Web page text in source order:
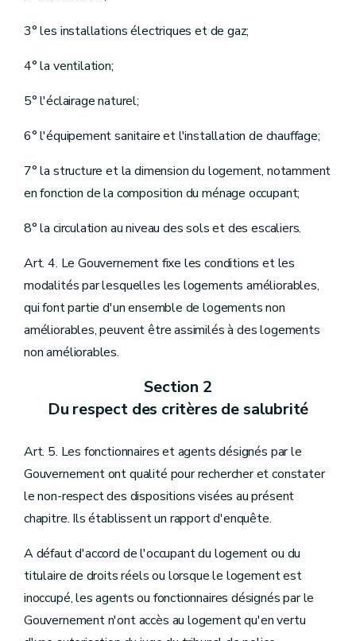
3° les installations électriques et de gaz;
4° la ventilation;
5° l'éclairage naturel;
6° l'équipement sanitaire et l'installation de chauffage;
7° la structure et la dimension du logement, notamment
en fonction de la composition du ménage occupant;
8° la circulation au niveau des sols et des escaliers.
Art. 4. Le Gouvernement fixe les conditions et les
modalités par lesquelles les logements améliorables,
qui font partie d'un ensemble de logements non
améliorables, peuvent être assimilés à des logements
non améliorables.
Section 2
Du respect des critères de salubrité
Art. 5. Les fonctionnaires et agents désignés par le
Gouvernement ont qualité pour rechercher et constater
le non-respect des dispositions visées au présent
chapitre. Ils établissent un rapport d'enquête.
A défaut d'accord de l'occupant du logement ou du
titulaire de droits réels ou lorsque le logement est
inoccupé, les agents ou fonctionnaires désignés par le
Gouvernement n'ont accès au logement qu'en vertu